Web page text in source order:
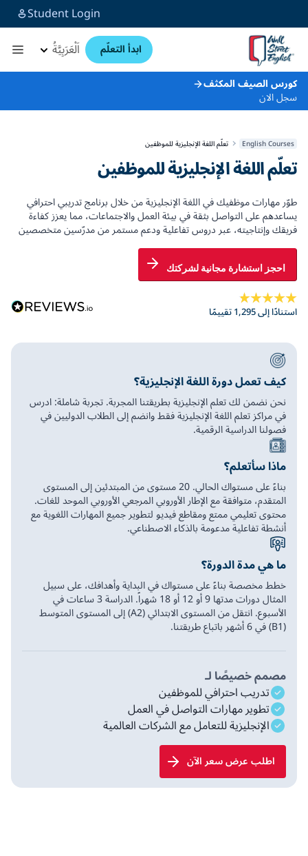
Student Login
ابدأ التعلّم اَلْعَرَبِيَّةُ
كورس الصيف المكثف
سجل الان
English Courses تعلّم اللغة الإنجليزية للموظفين
تعلّم اللغة الإنجليزية للموظفين
طوّر مهارات موظفيك في اللغة الإنجليزية من خلال برنامج تدريبي احترافي
يساعدهم على التواصل بثقة في بيئة العمل والاجتماعات، مما يعزز كفاءة
فريقك وإنتاجيته، عبر دروس تفاعلية ودعم مستمر من مدرّسين متخصصين
احجز استشارة مجانية لشركتك
استنادًا إلى 1,295 تقييمًا
كيف تعمل دورة اللغة الإنجليزية؟
نحن نضمن لك تعلم الإنجليزية بطريقتنا المجربة. تجربة شاملة: ادرس
في مراكز تعلم اللغة الإنجليزية فقط وانضم إلى الطلاب الدوليين في
فصولنا الدراسية الرقمية.
ماذا سأتعلم؟
بناءً على مستواك الحالي. 20 مستوى من المبتدئين إلى المستوى
المتقدم، متوافقة مع الإطار الأوروبي المرجعي الأوروبي الموحد للغات.
محتوى تعليمي ممتع ومقاطع فيديو لتطوير جميع المهارات اللغوية مع
أنشطة تفاعلية مدعومة بالذكاء الاصطناعي.
ما هي مدة الدورة؟
خطط مخصصة بناءً على مستواك في البداية وأهدافك، على سبيل
المثال دورات مدتها 9 أو 12 أو 18 شهراً. الدراسة 3 ساعات في
الأسبوع. انتقل من المستوى الابتدائي (A2) إلى المستوى المتوسط
(B1) في 6 أشهر باتباع طريقتنا.
مصمم خصيصًا لـ
تدريب احترافي للموظفين
تطوير مهارات التواصل في العمل
الإنجليزية للتعامل مع الشركات العالمية
اطلب عرض سعر الآن